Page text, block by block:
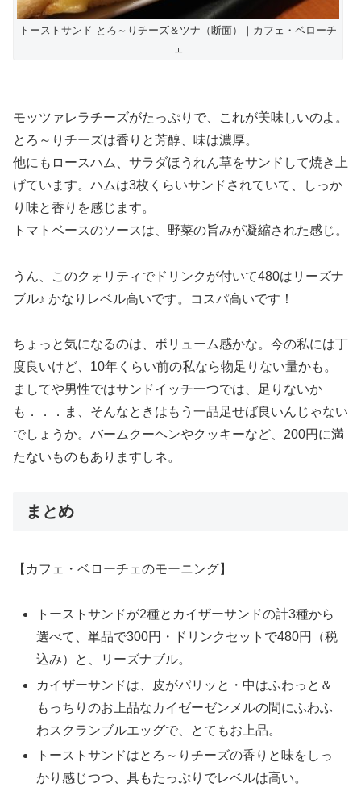
トーストサンド とろ～りチーズ＆ツナ（断面）｜カフェ・ベローチ
ェ
モッツァレラチーズがたっぷりで、これが美味しいのよ。
とろ～りチーズは香りと芳醇、味は濃厚。
他にもロースハム、サラダほうれん草をサンドして焼き上
げています。ハムは3枚くらいサンドされていて、しっか
り味と香りを感じます。
トマトベースのソースは、野菜の旨みが凝縮された感じ。
うん、このクォリティでドリンクが付いて480はリーズナ
ブル♪ かなりレベル高いです。コスパ高いです！
ちょっと気になるのは、ボリューム感かな。今の私には丁
度良いけど、10年くらい前の私なら物足りない量かも。
ましてや男性ではサンドイッチ一つでは、足りないか
も．．．ま、そんなときはもう一品足せば良いんじゃない
でしょうか。バームクーヘンやクッキーなど、200円に満
たないものもありますしネ。
まとめ
【カフェ・ベローチェのモーニング】
トーストサンドが2種とカイザーサンドの計3種から
選べて、単品で300円・ドリンクセットで480円（税
込み）と、リーズナブル。
カイザーサンドは、皮がパリッと・中はふわっと＆
もっちりのお上品なカイゼーゼンメルの間にふわふ
わスクランブルエッグで、とてもお上品。
トーストサンドはとろ～りチーズの香りと味をしっ
かり感じつつ、具もたっぷりでレベルは高い。